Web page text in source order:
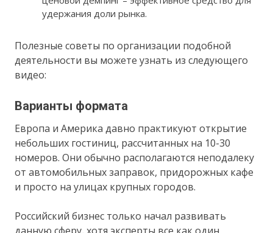
удержания доли рынка.
Полезные советы по организации подобной
деятельности вы можете узнать из следующего
видео:
Варианты формата
Европа и Америка давно практикуют открытие
небольших гостиниц, рассчитанных на 10-30
номеров. Они обычно располагаются неподалеку
от автомобильных заправок, придорожных кафе
и просто на улицах крупных городов.
Российский бизнес только начал развивать